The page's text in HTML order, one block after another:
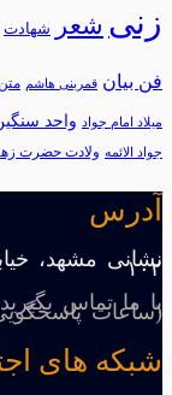
زنی شعر شهادت
فن بیان قمربنی هاشم
میلاد امام جواد واحد
جواد الائمه ولادت حضرت
آدرس
۱۰۲
با ما تماس بگیرید
(ساعات پاسخگویی
شبکه های